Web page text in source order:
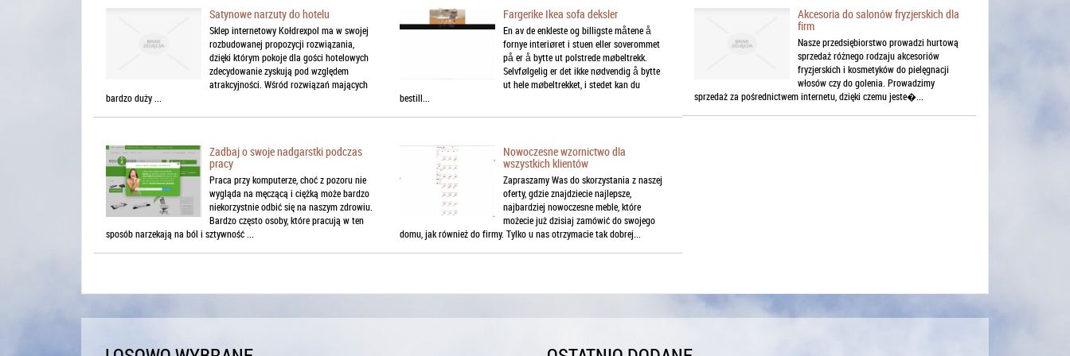
Satynowe narzuty do hotelu
Sklep internetowy Kołdrexpol ma w swojej
rozbudowanej propozycji rozwiązania,
dzięki którym pokoje dla gości hotelowych
zdecydowanie zyskują pod względem
atrakcyjności. Wśród rozwiązań mających
bardzo duży ...
Fargerike Ikea sofa deksler
En av de enkleste og billigste måtene å
fornye interiøret i stuen eller soverommet
på er å bytte ut polstrede møbeltrekk.
Selvfølgelig er det ikke nødvendig å bytte
ut hele møbeltrekket, i stedet kan du
bestill...
Akcesoria do salonów fryzjerskich dla
firm
Nasze przedsiębiorstwo prowadzi hurtową
sprzedaż różnego rodzaju akcesoriów
fryzjerskich i kosmetyków do pielęgnacji
włosów czy do golenia. Prowadzimy
sprzedaż za pośrednictwem internetu, dzięki czemu jeste�...
Zadbaj o swoje nadgarstki podczas
pracy
Praca przy komputerze, choć z pozoru nie
wygląda na męczącą i ciężką może bardzo
niekorzystnie odbić się na naszym zdrowiu.
Bardzo często osoby, które pracują w ten
sposób narzekają na ból i sztywność ...
Nowoczesne wzornictwo dla
wszystkich klientów
Zapraszamy Was do skorzystania z naszej
oferty, gdzie znajdziecie najlepsze,
najbardziej nowoczesne meble, które
możecie już dzisiaj zamówić do swojego
domu, jak również do firmy. Tylko u nas otrzymacie tak dobrej...